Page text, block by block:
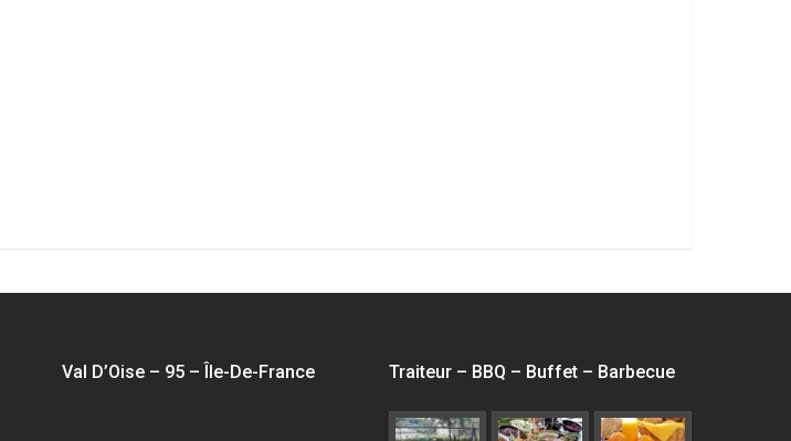
Val D’Oise – 95 – Île-De-France Traiteur – BBQ – Buffet – Barbecue